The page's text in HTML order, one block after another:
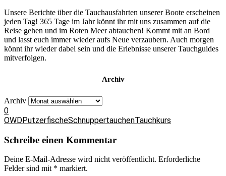
Unsere Berichte über die Tauchausfahrten unserer Boote erscheinen
jeden Tag! 365 Tage im Jahr könnt ihr mit uns zusammen auf die
Reise gehen und im Roten Meer abtauchen! Kommt mit an Bord
und lasst euch immer wieder aufs Neue verzaubern. Auch morgen
könnt ihr wieder dabei sein und die Erlebnisse unserer Tauchguides
mitverfolgen.
Archiv
Archiv
0
OWDPutzerfischeSchnuppertauchenTauchkurs
Schreibe einen Kommentar
Deine E-Mail-Adresse wird nicht veröffentlicht. Erforderliche
Felder sind mit * markiert.